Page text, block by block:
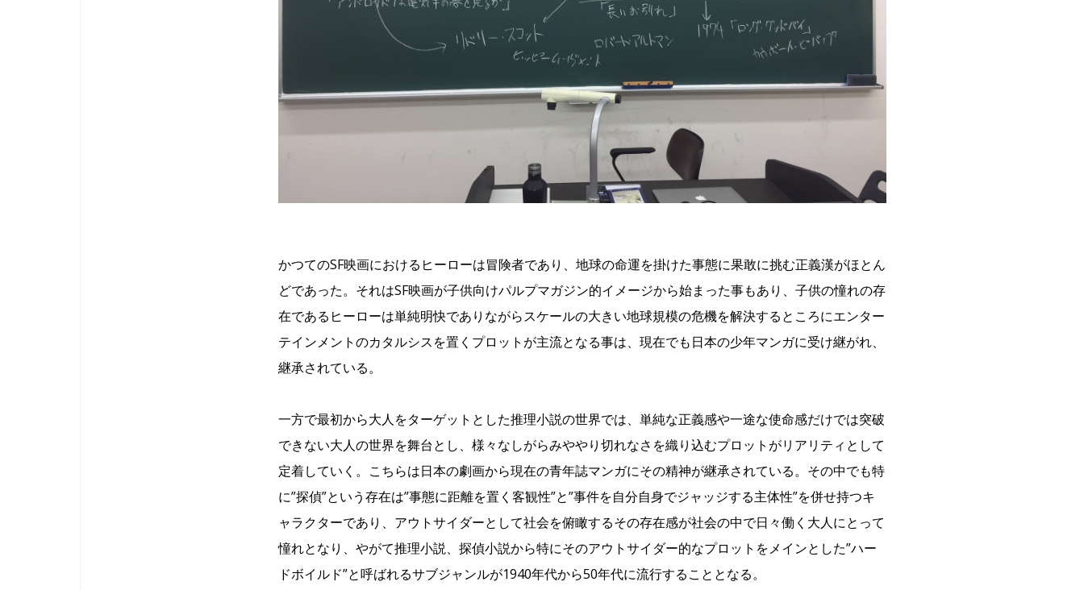
かつてのSF映画におけるヒーローは冒険者であり、地球の命運を掛けた事態に果敢に挑む正義漢がほとん
どであった。それはSF映画が子供向けパルプマガジン的イメージから始まった事もあり、子供の憧れの存
在であるヒーローは単純明快でありながらスケールの大きい地球規模の危機を解決するところにエンター
テインメントのカタルシスを置くプロットが主流となる事は、現在でも日本の少年マンガに受け継がれ、
継承されている。
一方で最初から大人をターゲットとした推理小説の世界では、単純な正義感や一途な使命感だけでは突破
できない大人の世界を舞台とし、様々なしがらみややり切れなさを織り込むプロットがリアリティとして
定着していく。こちらは日本の劇画から現在の青年誌マンガにその精神が継承されている。その中でも特
に”探偵”という存在は”事態に距離を置く客観性”と”事件を自分自身でジャッジする主体性”を併せ持つキ
ャラクターであり、アウトサイダーとして社会を俯瞰するその存在感が社会の中で日々働く大人にとって
憧れとなり、やがて推理小説、探偵小説から特にそのアウトサイダー的なプロットをメインとした”ハー
ドボイルド”と呼ばれるサブジャンルが1940年代から50年代に流行することとなる。